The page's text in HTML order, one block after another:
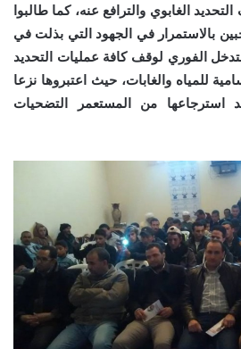
الغابوي والترافع عنه، كما طالبوا
بالاستمرار في الجهود التي بذلت في
الفوري لوقف كافة عمليات التحديد
للمياه والغابات، حيث اعتبروها نزعا
استرجاعها من المستعمر التضحيات